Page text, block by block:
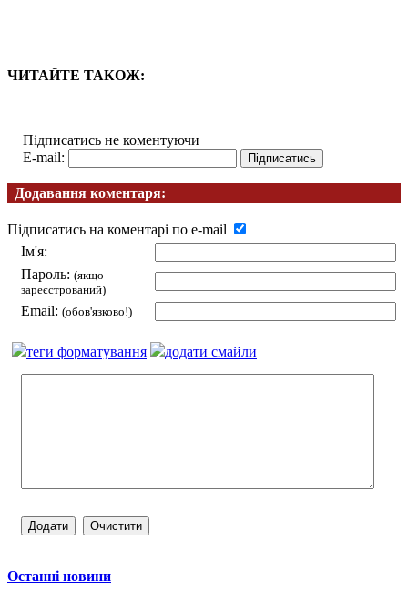
ЧИТАЙТЕ ТАКОЖ:
Підписатись не коментуючи
E-mail:
Додавання коментаря:
Підписатись на коментарі по e-mail
Ім'я:
Пароль: (якщо
зареєстрований)
Email: (обов'язково!)
теги форматування додати смайли
Останні новини